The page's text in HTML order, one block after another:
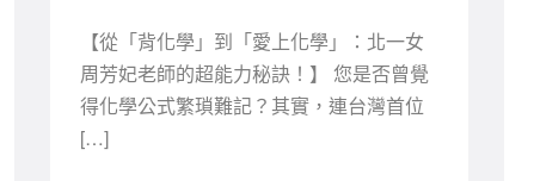
【從「背化學」到「愛上化學」：北一女
周芳妃老師的超能力秘訣！】 您是否曾覺
得化學公式繁瑣難記？其實，連台灣首位
[…]